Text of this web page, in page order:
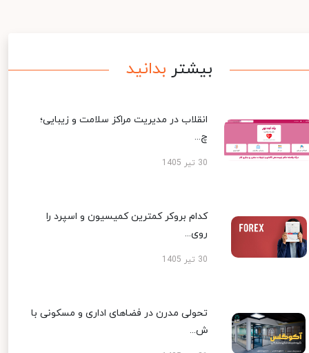
بیشتر بدانید
انقلاب در مدیریت مراکز سلامت و زیبایی؛
چ...
30 تیر 1405
کدام بروکر کمترین کمیسیون و اسپرد را
روی...
30 تیر 1405
تحولی مدرن در فضاهای اداری و مسکونی با
ش...